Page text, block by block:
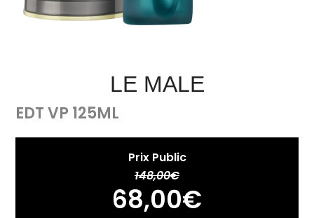
LE MALE
EDT VP 125ML
Prix Public
148,00€
68,00€